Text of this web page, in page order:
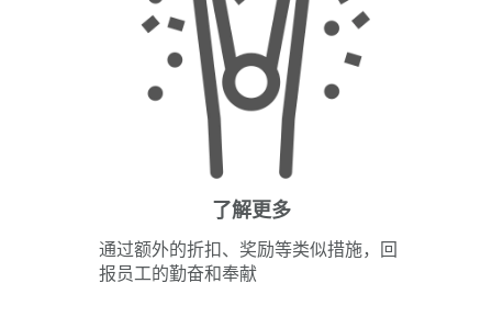
了解更多
通过额外的折扣、奖励等类似措施，回
报员工的勤奋和奉献